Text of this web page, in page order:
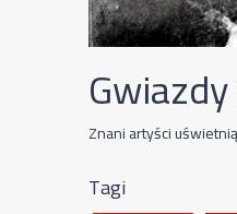
Znani artyści
Tagi